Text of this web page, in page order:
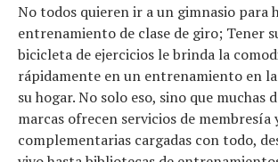
No todos quieren ir a un gimnasio para
entrenamiento de clase de giro; Tener
bicicleta de ejercicios le brinda la
rápidamente en un entrenamiento en
su hogar. No solo eso, sino que muchas
marcas ofrecen servicios de membresía
complementarias cargadas con todo,